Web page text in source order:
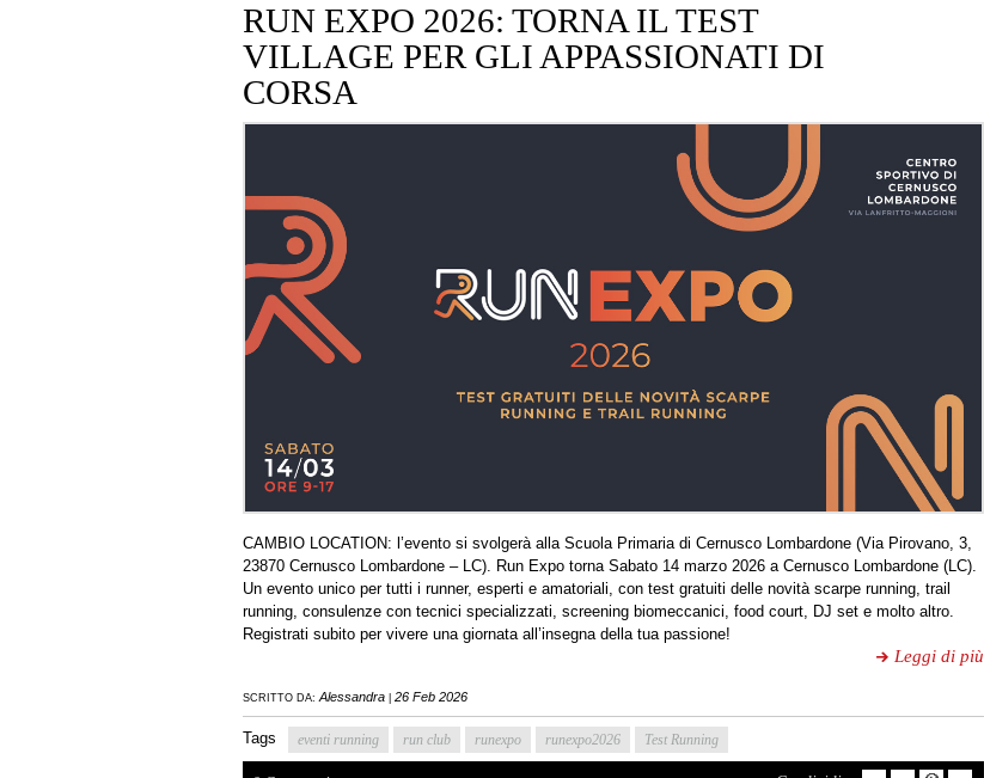
RUN EXPO 2026: TORNA IL TEST
VILLAGE PER GLI APPASSIONATI DI
CORSA
CAMBIO LOCATION: l’evento si svolgerà alla Scuola Primaria di Cernusco Lombardone (Via Pirovano, 3,
23870 Cernusco Lombardone – LC). Run Expo torna Sabato 14 marzo 2026 a Cernusco Lombardone (LC).
Un evento unico per tutti i runner, esperti e amatoriali, con test gratuiti delle novità scarpe running, trail
running, consulenze con tecnici specializzati, screening biomeccanici, food court, DJ set e molto altro.
Registrati subito per vivere una giornata all’insegna della tua passione!
Leggi di più
SCRITTO DA: Alessandra 26 Feb 2026
Tags eventi running run club runexpo runexpo2026 Test Running